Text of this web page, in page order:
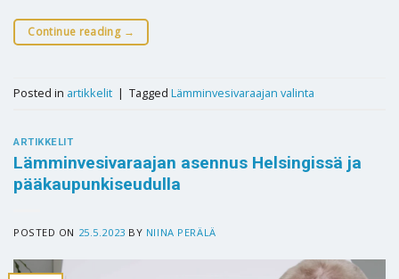
Continue reading →
Posted in artikkelit | Tagged Lämminvesivaraajan valinta
ARTIKKELIT
Lämminvesivaraajan asennus Helsingissä ja
pääkaupunkiseudulla
POSTED ON 25.5.2023 BY NIINA PERÄLÄ